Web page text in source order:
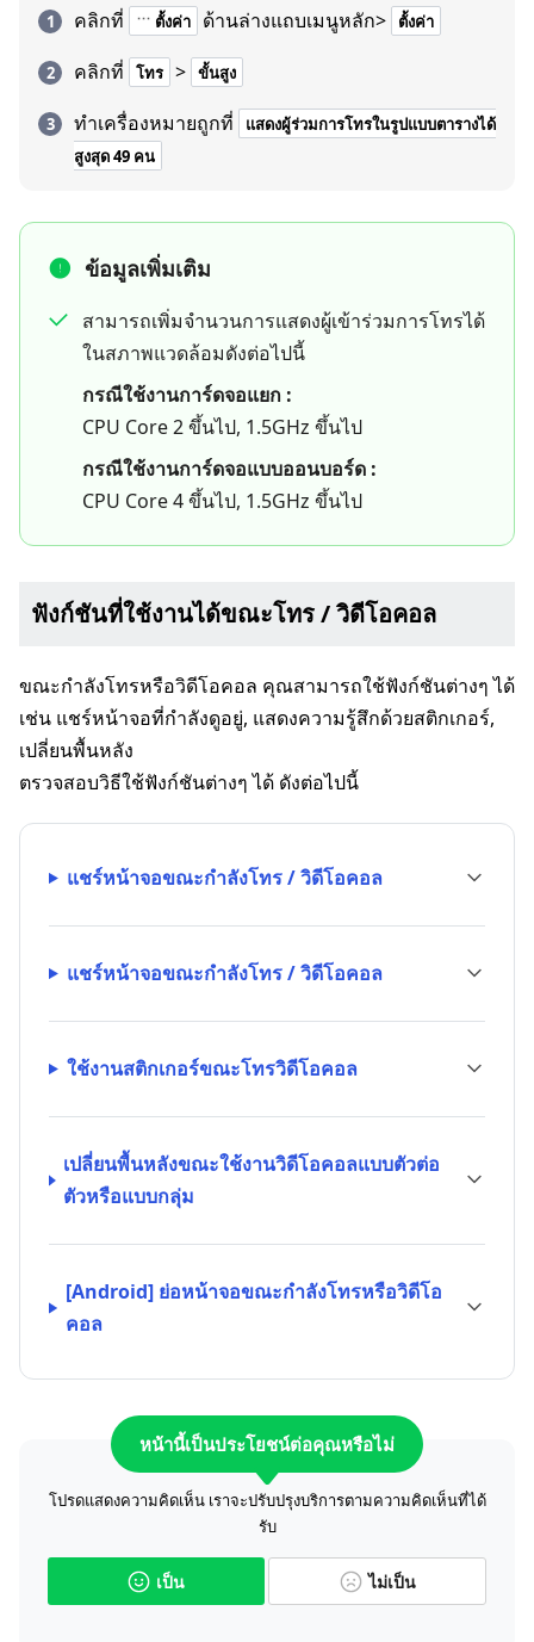
คลิกที่ ตั้งค่า ด้านล่างแถบเมนูหลัก> ตั้งค่า
คลิกที่ โทร > ขั้นสูง
ทำเครื่องหมายถูกที่
แสดงผู้ร่วมการโทรในรูปแบบตารางได้
สูงสุด 49 คน
ข้อมูลเพิ่มเติม
สามารถเพิ่มจำนวนการแสดงผู้เข้าร่วมการโทรได้
ในสภาพแวดล้อมดังต่อไปนี้
กรณีใช้งานการ์ดจอแยก :
CPU Core 2 ขึ้นไป, 1.5GHz ขึ้นไป
กรณีใช้งานการ์ดจอแบบออนบอร์ด :
CPU Core 4 ขึ้นไป, 1.5GHz ขึ้นไป
ฟังก์ชันที่ใช้งานได้ขณะโทร / วิดีโอคอล
ขณะกำลังโทรหรือวิดีโอคอล คุณสามารถใช้ฟังก์ชันต่างๆ ได้
เช่น แชร์หน้าจอที่กำลังดูอยู่, แสดงความรู้สึกด้วยสติกเกอร์,
เปลี่ยนพื้นหลัง
ตรวจสอบวิธีใช้ฟังก์ชันต่างๆ ได้ ดังต่อไปนี้
แชร์หน้าจอขณะกำลังโทร / วิดีโอคอล
แชร์หน้าจอขณะกำลังโทร / วิดีโอคอล
ใช้งานสติกเกอร์ขณะโทรวิดีโอคอล
เปลี่ยนพื้นหลังขณะใช้งานวิดีโอคอลแบบตัวต่อ
ตัวหรือแบบกลุ่ม
[Android] ย่อหน้าจอขณะกำลังโทรหรือวิดีโอ
คอล
หน้านี้เป็นประโยชน์ต่อคุณหรือไม่
โปรดแสดงความคิดเห็น เราจะปรับปรุงบริการตามความคิดเห็นที่ได้
รับ
เป็น ไม่เป็น